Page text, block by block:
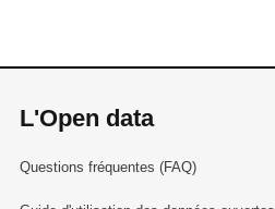
L'Open data
Questions fréquentes (FAQ)